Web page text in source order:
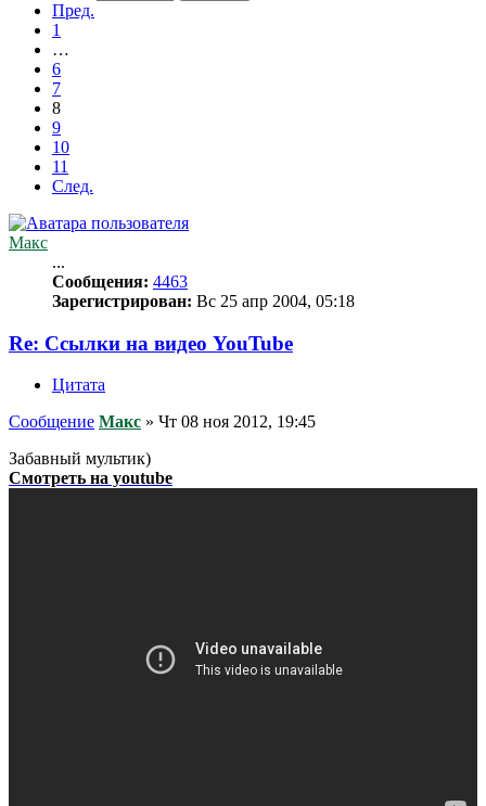
Пред.
1
…
6
7
8
9
10
11
След.
Макс
...
Сообщения: 4463
Зарегистрирован: Вс 25 апр 2004, 05:18
Re: Ссылки на видео YouTube
Цитата
Сообщение Макс » Чт 08 ноя 2012, 19:45
Забавный мультик)
Смотреть на youtube